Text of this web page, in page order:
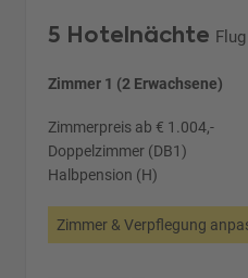
5 Hotelnächte
Zimmer 1 (2 Erwachsene)
Zimmerpreis ab € 1.004,-
Doppelzimmer (DB1)
Halbpension (H)
Zimmer & Verpflegung